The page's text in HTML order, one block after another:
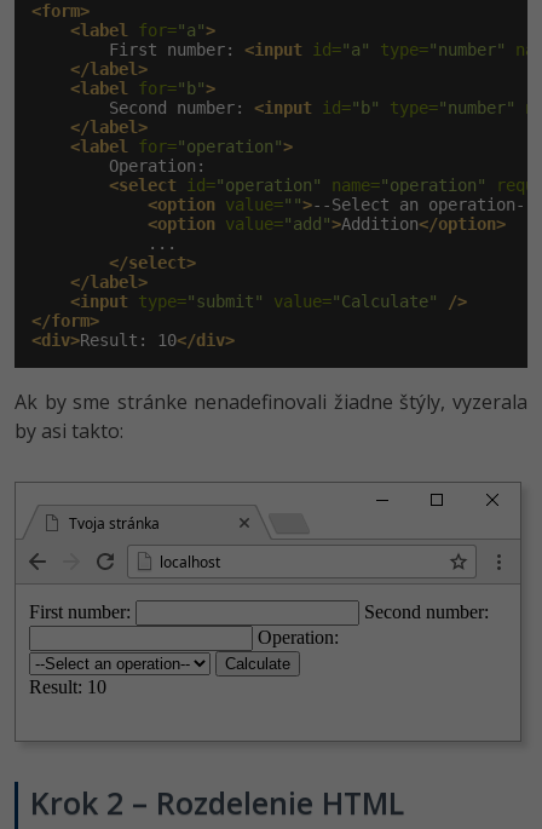
<form>
<label for="a">
        First number:
<input id="a" type="number"
</label>
<label for="b">
        Second number:
<input id="b" type="number"
</label>
<label for="operation">
        Operation:
<select id="operation" name="operation"
<option value="">--Select an operation--
<option value="add">Addition</option>
            ...
</select>
</label>
<input type="submit" value="Calculate"
/>
</form>
<div>Result: 10</div>
Ak by sme stránke nenadefinovali žiadne štýly, vyzerala
by asi takto:
Tvoja stránka
localhost
Krok 2 – Rozdelenie HTML